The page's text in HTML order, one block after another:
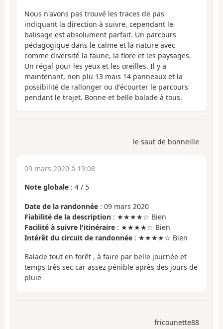
Nous n'avons pas trouvé les traces de pas
indiquant la direction à suivre, cependant le
balisage est absolument parfait. Un parcours
pédagogique dans le calme et la nature avec
comme diversité la faune, la flore et les paysages.
Un régal pour les yeux et les oreilles. Il y a
maintenant, non plu 13 mais 14 panneaux et la
possibilité de rallonger ou d'écourter le parcours
pendant le trajet. Bonne et belle balade à tous.
le saut de bonneille
09 mars 2020 à 19:08
Note globale : 4 / 5
Date de la randonnée : 09 mars 2020
Fiabilité de la description : ★★★★☆ Bien
Facilité à suivre l'itinéraire : ★★★★☆ Bien
Intérêt du circuit de randonnée : ★★★★☆ Bien
Balade tout en forêt , à faire par belle journée et
temps très sec car assez pénible après des jours de
pluie
fricounette88